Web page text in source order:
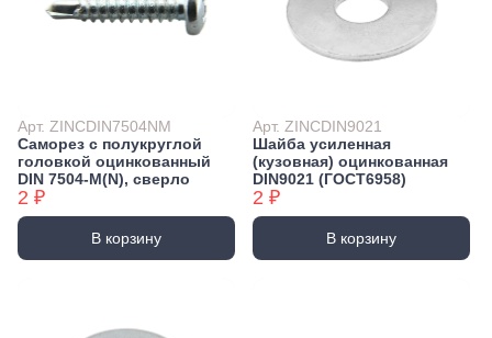
Арт. ZINCDIN7504NM
Саморез с полукруглой
головкой оцинкованный
DIN 7504-М(N), сверло
2 ₽
В корзину
Арт. ZINCDIN9021
Шайба усиленная
(кузовная) оцинкованная
DIN9021 (ГОСТ6958)
2 ₽
В корзину